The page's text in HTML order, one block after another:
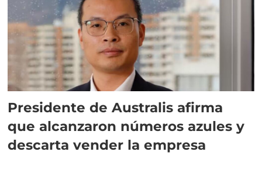
Presidente de Australis afirma
que alcanzaron números azules y
descarta vender la empresa